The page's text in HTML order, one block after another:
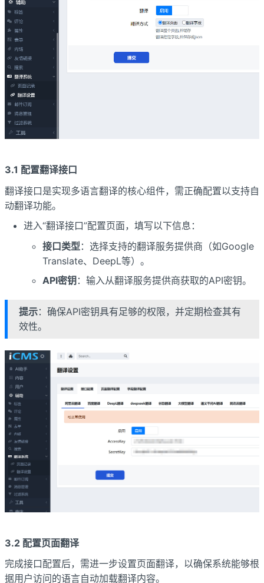
3.1 配置翻译接口
翻译接口是实现多语言翻译的核心组件，需正确配置以支持自
动翻译功能。
进入“翻译接口”配置页面，填写以下信息：
接口类型 ：选择支持的翻译服务提供商（如Google
Translate、DeepL等）。
API密钥 ：输入从翻译服务提供商获取的API密钥。
提示：确保API密钥具有足够的权限，并定期检查其有
效性。
3.2 配置页面翻译
完成接口配置后，需进一步设置页面翻译，以确保系统能够根
据用户访问的语言自动加载翻译内容。